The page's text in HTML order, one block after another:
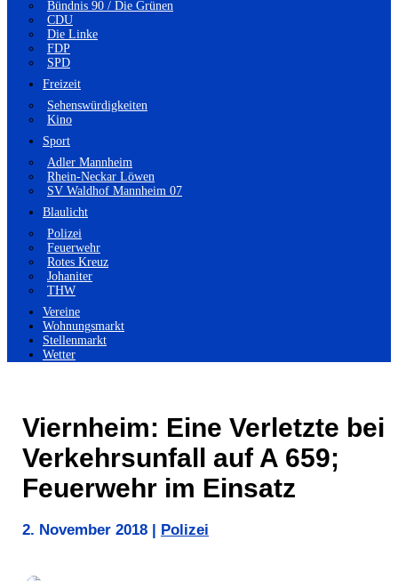
Bündnis 90 / Die Grünen
CDU
Die Linke
FDP
SPD
Freizeit
Sehenswürdigkeiten
Kino
Sport
Adler Mannheim
Rhein-Neckar Löwen
SV Waldhof Mannheim 07
Blaulicht
Polizei
Feuerwehr
Rotes Kreuz
Johaniter
THW
Vereine
Wohnungsmarkt
Stellenmarkt
Wetter
Viernheim: Eine Verletzte bei
Verkehrsunfall auf A 659;
Feuerwehr im Einsatz
2. November 2018 Polizei